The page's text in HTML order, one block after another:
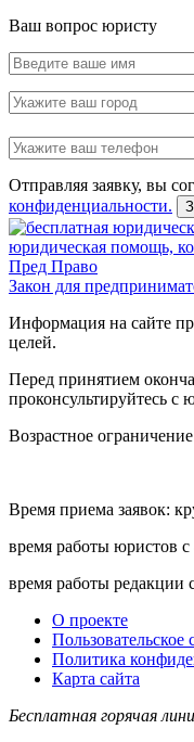
Ваш вопрос юристу
Отправляя заявку, вы
конфиденциальности.
Пред Право
Закон для
Информация на сайте
целей.
Перед принятием
проконсультируйтесь с
Возрастное
Время приема заявок:
время работы юристов
время работы
О проекте
Пользовательское
Политика
Карта сайта
Бесплатная горячая